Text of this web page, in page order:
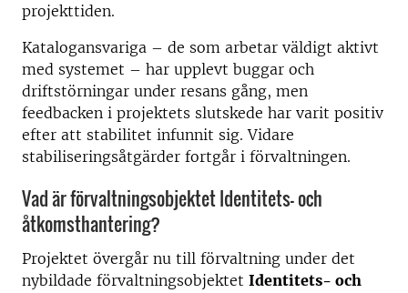
projekttiden.
Katalogansvariga – de som arbetar väldigt aktivt
med systemet – har upplevt buggar och
driftstörningar under resans gång, men
feedbacken i projektets slutskede har varit positiv
efter att stabilitet infunnit sig. Vidare
stabiliseringsåtgärder fortgår i förvaltningen.
Vad är förvaltningsobjektet Identitets- och
åtkomsthantering?
Projektet övergår nu till förvaltning under det
nybildade förvaltningsobjektet Identitets- och